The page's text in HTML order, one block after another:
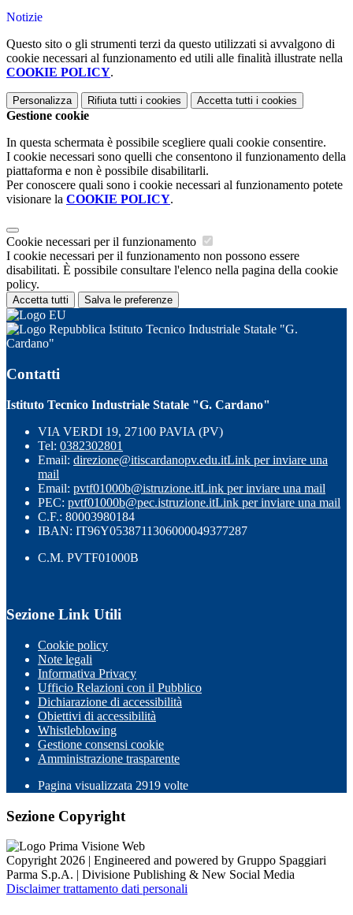
Notizie
Questo sito o gli strumenti terzi da questo utilizzati si avvalgono di
cookie necessari al funzionamento ed utili alle finalità illustrate nella
COOKIE POLICY.
Personalizza Rifiuta tutti i cookies Accetta tutti i cookies
Gestione cookie
In questa schermata è possibile scegliere quali cookie consentire.
I cookie necessari sono quelli che consentono il funzionamento della
piattaforma e non è possibile disabilitarli.
Per conoscere quali sono i cookie necessari al funzionamento potete
visionare la COOKIE POLICY.
Cookie necessari per il funzionamento
I cookie necessari per il funzionamento non possono essere
disabilitati. È possibile consultare l'elenco nella pagina della cookie
policy.
Accetta tutti Salva le preferenze
Istituto Tecnico Industriale Statale "G.
Cardano"
Contatti
Istituto Tecnico Industriale Statale "G. Cardano"
VIA VERDI 19, 27100 PAVIA (PV)
Tel: 0382302801
Email: direzione@itiscardanopv.edu.itLink per inviare una
mail
Email: pvtf01000b@istruzione.itLink per inviare una mail
PEC: pvtf01000b@pec.istruzione.itLink per inviare una mail
C.F.: 80003980184
IBAN: IT96Y0538711306000049377287
C.M. PVTF01000B
Sezione Link Utili
Cookie policy
Note legali
Informativa Privacy
Ufficio Relazioni con il Pubblico
Dichiarazione di accessibilità
Obiettivi di accessibilità
Whistleblowing
Gestione consensi cookie
Amministrazione trasparente
Pagina visualizzata 2919 volte
Sezione Copyright
Copyright 2026 | Engineered and powered by Gruppo Spaggiari
Parma S.p.A. | Divisione Publishing & New Social Media
Disclaimer trattamento dati personali